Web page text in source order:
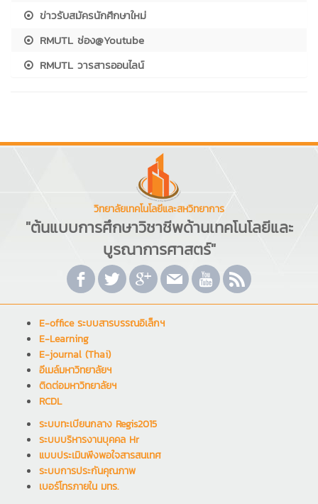
ข่าวรับสมัครนักศึกษาใหม่
RMUTL ช่อง@Youtube
RMUTL วารสารออนไลน์
วิทยาลัยเทคโนโลยีและสหวิทยาการ
"ต้นแบบการศึกษาวิชาชีพด้านเทคโนโลยีและ
บูรณาการศาสตร์"
E-office ระบบสารบรรณอิเล็กฯ
E-Learning
E-journal (Thai)
อีเมล์มหาวิทยาลัยฯ
ติดต่อมหาวิทยาลัยฯ
RCDL
ระบบทะเบียนกลาง Regis2015
ระบบบริหารงานบุคคล Hr
แบบประเมินพึงพอใจสารสนเทศ
ระบบการประกันคุณภาพ
เบอร์โทรภายใน มทร.